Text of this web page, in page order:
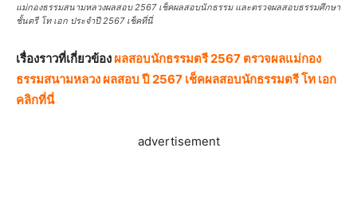
แม่กองธรรมสนามหลวงผลสอบ 2567 เช็คผลสอบนักธรรม และตรวจผลสอบธรรมศึกษา
ชั้นตรี โท เอก ประจำปี 2567 เช็คที่นี่
เรื่องราวที่เกี่ยวข้อง ผลสอบนักธรรมตรี 2567 ตรวจผลแม่กอง
ธรรมสนามหลวง ผลสอบ ปี 2567 เช็คผลสอบนักธรรมตรี โท เอก
คลิกที่นี่
advertisement